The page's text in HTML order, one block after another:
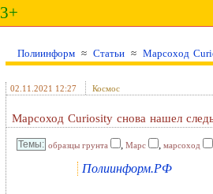
3+
Полиинформ ≈ Статьи ≈ Марсоход
02.11.2021 12:27 Космос
Марсоход Curiosity снова нашел
образцы грунта , Марс , марсоход
Полиинформ.РФ